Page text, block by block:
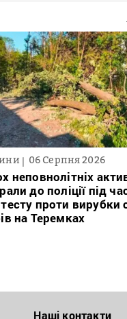
06 Серпня 2026
неповнолітніх
до поліції під
проти вирубки
на Теремках
Наші контакти